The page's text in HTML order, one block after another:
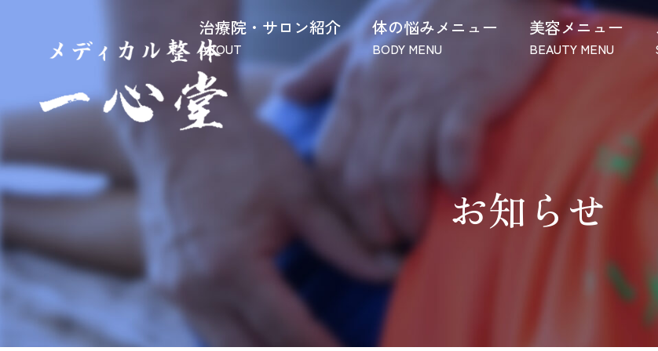
治療院・サロン紹介
ABOUT
体の悩みメニュー
BODY MENU
美容メニュー
BEAUTY MENU
お知らせ